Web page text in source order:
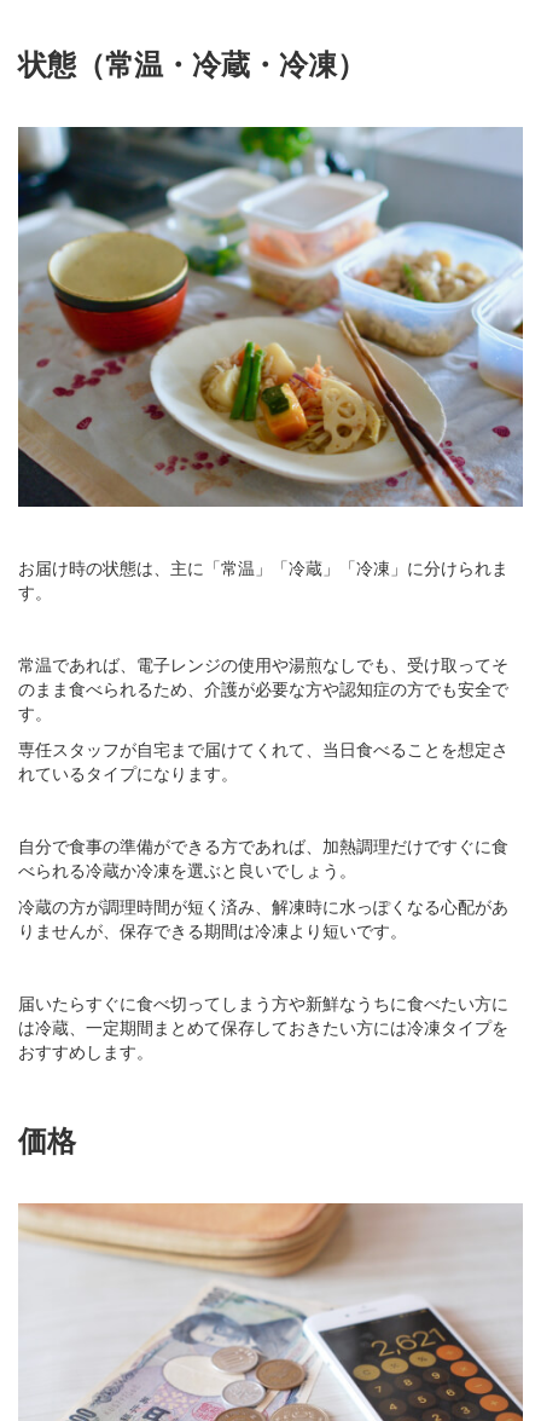
状態（常温・冷蔵・冷凍）
お届け時の状態は、主に「常温」「冷蔵」「冷凍」に分けられま
す。
常温であれば、電子レンジの使用や湯煎なしでも、受け取ってそ
のまま食べられるため、介護が必要な方や認知症の方でも安全で
す。
専任スタッフが自宅まで届けてくれて、当日食べることを想定さ
れているタイプになります。
自分で食事の準備ができる方であれば、加熱調理だけですぐに食
べられる冷蔵か冷凍を選ぶと良いでしょう。
冷蔵の方が調理時間が短く済み、解凍時に水っぽくなる心配があ
りませんが、保存できる期間は冷凍より短いです。
届いたらすぐに食べ切ってしまう方や新鮮なうちに食べたい方に
は冷蔵、一定期間まとめて保存しておきたい方には冷凍タイプを
おすすめします。
価格